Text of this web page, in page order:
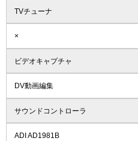
TVチューナ
×
ビデオキャプチャ
DV動画編集
サウンドコントローラ
ADI AD1981B